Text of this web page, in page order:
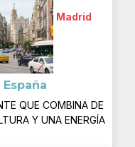
Madrid
QUE COMBINA DE
Y UNA ENERGÍA